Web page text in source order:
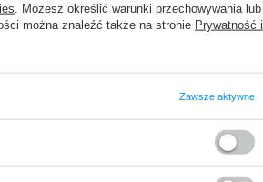
. Możesz określić warunki przechowywania lub
można znaleźć także na stronie Prywatność i
Zawsze aktywne